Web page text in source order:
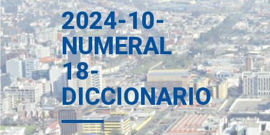
2024-10-
NUMERAL
18-
DICCIONARIO